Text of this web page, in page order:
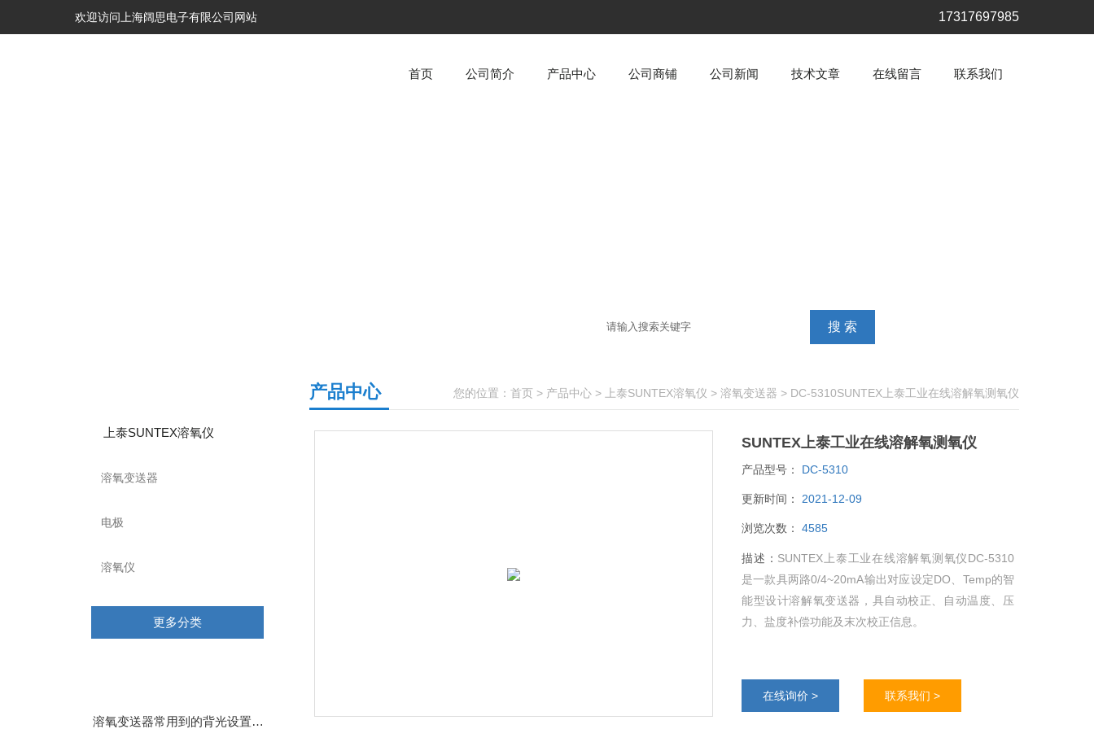
欢迎访问上海阔思电子有限公司网站 17317697985
首页 公司简介 产品中心 公司商铺 公司新闻 技术文章 在线留言 联系我们
上泰SUNTEX溶氧仪
溶氧变送器
电极
溶氧仪
更多分类
溶氧变送器常用到的背光设置说明
您的位置： 首页 > 产品中心 > 上泰SUNTEX溶氧仪 > 溶氧变送器 > DC-5310SUNTEX上泰工业在线溶解氧测氧仪
产品中心
SUNTEX上泰工业在线溶解氧测氧仪
产品型号： DC-5310
更新时间： 2021-12-09
浏览次数： 4585
描述： SUNTEX上泰工业在线溶解氧测氧仪DC-5310
是一款具两路0/4~20mA输出对应设定DO、Temp的智
能型设计溶解氧变送器，具自动校正、自动温度、压
力、盐度补偿功能及末次校正信息。
在线询价 > 联系我们 >